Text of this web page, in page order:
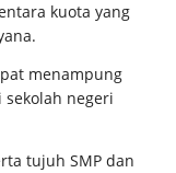
kuota yang
menampung
negeri
tujuh SMP dan